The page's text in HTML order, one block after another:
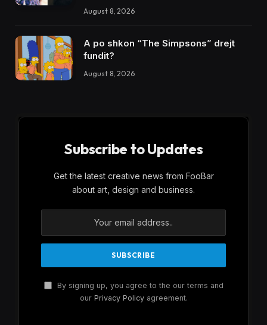
August 8, 2026
A po shkon “The Simpsons” drejt
fundit?
August 8, 2026
Subscribe to Updates
Get the latest creative news from FooBar
about art, design and business.
By signing up, you agree to the our terms and
our Privacy Policyagreement.